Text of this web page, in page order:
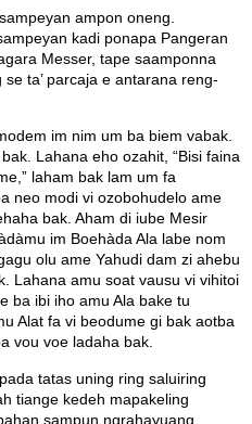
ampon oneng.
kadi ponapa Pangeran
Messer, tape saamponna
ta’ parcaja e antarana reng-
im nim um ba biem vabak.
Lahana eho ozahit, “Bisi faina
laham bak lam um fa
neo modi vi ozobohudelo ame
bak. Aham di iube Mesir
im Boehàda Ala labe nom
olu ame Yahudi dam zi ahebu
Lahana amu soat vausu vi vihitoi
ba ibi iho amu Ala bake tu
Alat fa vi beodume gi bak aotba
vou voe ladaha bak.
tatas uning ring saluiring
tiange kedeh mapakeling
sampun ngrahayuang